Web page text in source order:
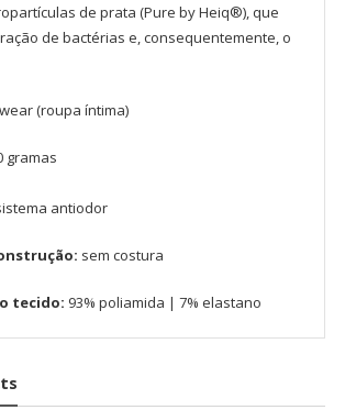
de prata (Pure by Heiq®), que
de bactérias e, consequentemente, o
(roupa íntima)
gramas
antiodor
sem costura
tecido: 93% poliamida | 7% elastano